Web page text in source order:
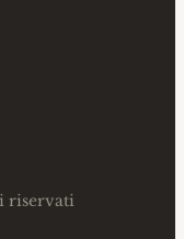
riservati